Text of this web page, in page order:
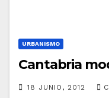
URBANISMO
Cantabria
18 JUNIO, 2012